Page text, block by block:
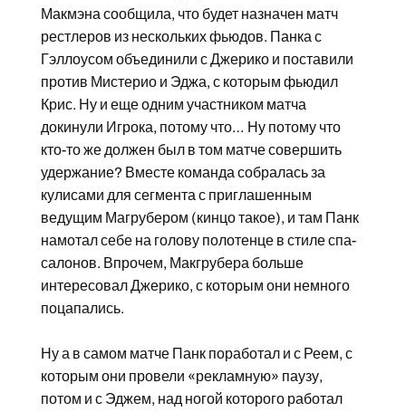
Макмэна сообщила, что будет назначен матч
рестлеров из нескольких фьюдов. Панка с
Гэллоусом объединили с Джерико и поставили
против Мистерио и Эджа, с которым фьюдил
Крис. Ну и еще одним участником матча
докинули Игрока, потому что… Ну потому что
кто-то же должен был в том матче совершить
удержание? Вместе команда собралась за
кулисами для сегмента с приглашенным
ведущим Магрубером (кинцо такое), и там Панк
намотал себе на голову полотенце в стиле спа-
салонов. Впрочем, Макгрубера больше
интересовал Джерико, с которым они немного
поцапались.
Ну а в самом матче Панк поработал и с Реем, с
которым они провели «рекламную» паузу,
потом и с Эджем, над ногой которого работал